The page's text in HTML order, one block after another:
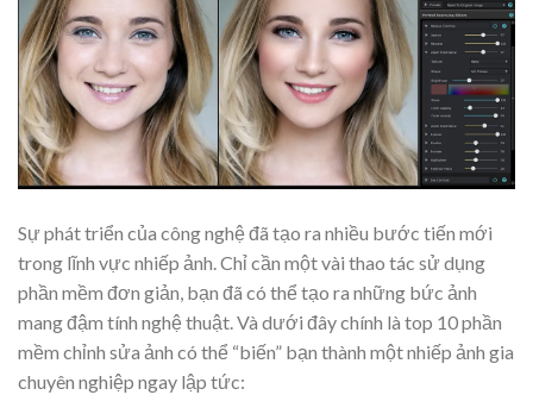
Sự phát triển của công nghệ đã tạo ra nhiều bước tiến mới
trong lĩnh vực nhiếp ảnh. Chỉ cần một vài thao tác sử dụng
phần mềm đơn giản, bạn đã có thể tạo ra những bức ảnh
mang đậm tính nghệ thuật. Và dưới đây chính là top 10 phần
mềm chỉnh sửa ảnh có thể “biến” bạn thành một nhiếp ảnh gia
chuyên nghiệp ngay lập tức: